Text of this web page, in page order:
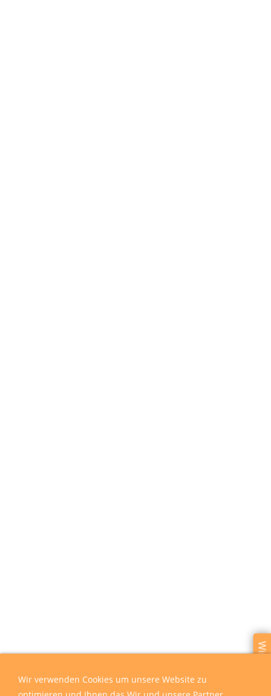
Wir verwenden Cookies um unsere Website zu